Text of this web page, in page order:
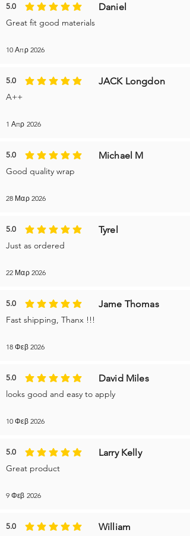
5.0
η μέση βαθμολογία είναι 5 από 5
Daniel
Great fit good materials
10 Απρ 2026
5.0
η μέση βαθμολογία είναι 5 από 5JACK Longdon
A++
1 Απρ 2026
5.0
η μέση βαθμολογία είναι 5 από 5Michael M
Good quality wrap
28 Μαρ 2026
5.0
η μέση βαθμολογία είναι 5 από 5
Tyrel
Just as ordered
22 Μαρ 2026
5.0
η μέση βαθμολογία είναι 5 από 5Jame Thomas
Fast shipping, Thanx !!!
18 Φεβ 2026
5.0
η μέση βαθμολογία είναι 5 από 5David Miles
looks good and easy to apply
10 Φεβ 2026
5.0
η μέση βαθμολογία είναι 5 από 5Larry Kelly
Great product
9 Φεβ 2026
5.0
η μέση βαθμολογία είναι 5 από 5
William